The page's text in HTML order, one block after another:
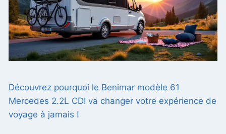
Découvrez pourquoi le Benimar modèle 61
Mercedes 2.2L CDI va changer votre expérience de
voyage à jamais !